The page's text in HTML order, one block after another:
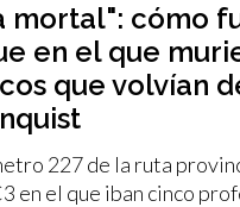
mortal": cómo
en el que
que volvían
227 de la ruta
en el que iban cinco